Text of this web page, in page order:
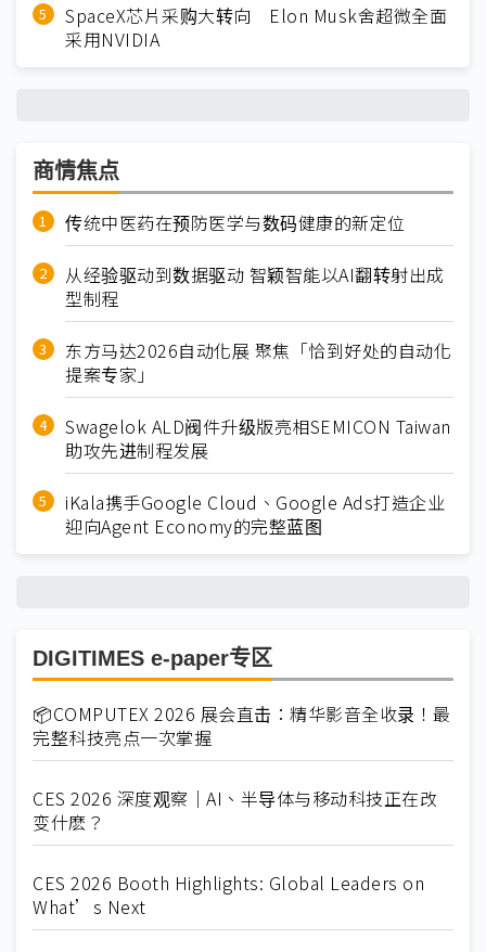
SpaceX芯片采购大转向 Elon Musk舍超微全面
采用NVIDIA
商情焦点
传统中医药在预防医学与数码健康的新定位
从经验驱动到数据驱动 智颖智能以AI翻转射出成
型制程
东方马达2026自动化展 聚焦「恰到好处的自动化
提案专家」
Swagelok ALD阀件升级版亮相SEMICON Taiwan
助攻先进制程发展
iKala携手Google Cloud、Google Ads打造企业
迎向Agent Economy的完整蓝图
DIGITIMES e-paper专区
📦COMPUTEX 2026 展会直击：精华影音全收录！最
完整科技亮点一次掌握
CES 2026 深度观察｜AI、半导体与移动科技正在改
变什麽？
CES 2026 Booth Highlights: Global Leaders on
What’s Next